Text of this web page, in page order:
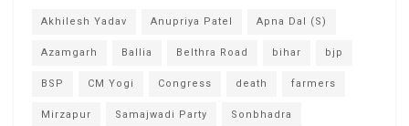
Akhilesh Yadav Anupriya Patel Apna Dal (S)
Azamgarh Ballia Belthra Road bihar bjp
BSP CM Yogi Congress death farmers
Mirzapur Samajwadi Party Sonbhadra